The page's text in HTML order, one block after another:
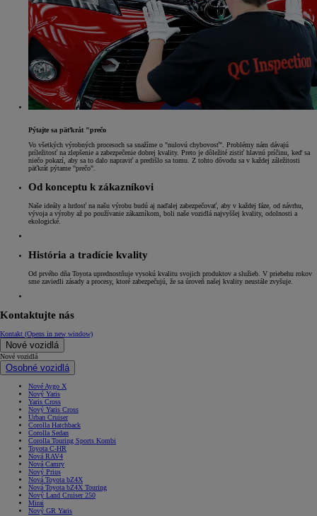
Pýtajte sa päťkrát "prečo
Vo všetkých výrobných procesoch sa snažíme o "nulovú chybovosť". Problémy nám dávajú
príležitosť na zlepšenie a zabezpečenie dobrej kvality. Preto je dôležité zistiť hlavnú príčinu, keď sa
niečo pokazí, aby sa to dalo napraviť a predišlo sa tomu. Z tohto dôvodu sa v každej záležitosti
päťkrát pýtame "prečo".
Od konceptu k zákazníkovi
Naše ideály a hrdosť na našu výrobu budú aj naďalej zabezpečovať, aby v každej fáze, od návrhu,
vývoja a výroby až po používanie zákazníkom, boli naše vozidlá najvyššej kvality, odolnosti a
ekologické.
História a tradície kvality
Od prvého dňa Toyota uprednostňuje vysokú kvalitu svojich produktov a služieb. V priebehu rokov
sme zaviedli zásady a procesy, ktoré zabezpečujú, že sa úroveň našej kvality neustále zvyšuje.
Kontaktujte nás
Kontakt (Opens in new window)
Nové vozidlá
Nové vozidlá
Osobné vozidlá
Nové Aygo X
Nový Yaris
Yaris Cross
Nový Yaris Cross
Urban Cruiser
Corolla Hatchback
Corolla Sedan
Corolla Touring Sports Kombi
Toyota C-HR
Nová RAV4
Nová Camry
Nový Prius
Nová Toyota bZ4X
Nová Toyota bZ4X Touring
Nový Land Cruiser 250
Mirai
Nový GR Yaris